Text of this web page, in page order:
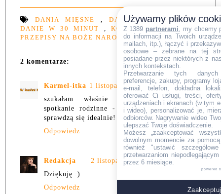
DANIA MIĘSNE DANIA Z KURCZAKA ,
DANIE W 30 MINUT
KOTLETY - ROLADKI,
PRZEPISY NA BOŻE NARODZENIE
2 komentarze:
Karmel-itka 1 listopada 2019 22:13
szukałam właśnie obiadu na niedzielne
spotkanie rodzinne - Twoje cudowne roladki
sprawdzą się idealnie!
Odpowiedz
Redakcja
2 listopada 2019 09:11
Dziękuję :)
Odpowiedz
Używamy plików
Z 1389 partnerami , my chcemy
do informacji na Twoich
mailach, itp.), łączyć i
osobowe – zebrane na tej
posiadane przez niektórych z
innych kontekstach.
Przetwarzanie tych danych
preferencje, zakupy, programy
e-mail, telefon, dokładna
oferować Ci usługi, treści,
urządzeniach i ekranach (w tym
i wideo), personalizować je,
odbiorców. Nagrywanie wideo
ulepszać Twoje doświadczenie.
Możesz „zaakceptować
dowolnym momencie za
również "ustawić
przetwarzaniom
przez 6 miesiące.
powered